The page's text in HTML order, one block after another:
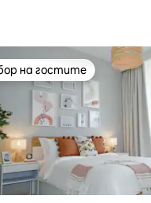
на гостите
на гостите